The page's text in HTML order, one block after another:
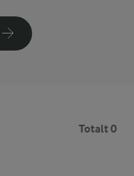
Totalt 0